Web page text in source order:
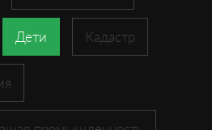
Дети Кадастр